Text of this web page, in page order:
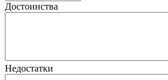
Достоинства
Недостатки